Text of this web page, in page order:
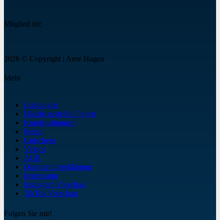
Mitglied im:
2026 © Copyright | Arne Hagen
Mehr
Leistungen
Häufig gestellte Fragen
Kundenstimmen
Preise
Gutschein
Videos
AGB
Datenschutzerklärung
Impressum
Instagram Vorschau
TikTok Vorschau
Folgen Sie mir!